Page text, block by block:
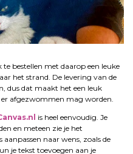
bestellen met daarop een leuke
het strand. De levering van de
dus dat maakt het een leuk
afgezwommen mag worden.
is heel eenvoudig. Je
en meteen zie je het
naar wens, zoals de
je tekst toevoegen aan je